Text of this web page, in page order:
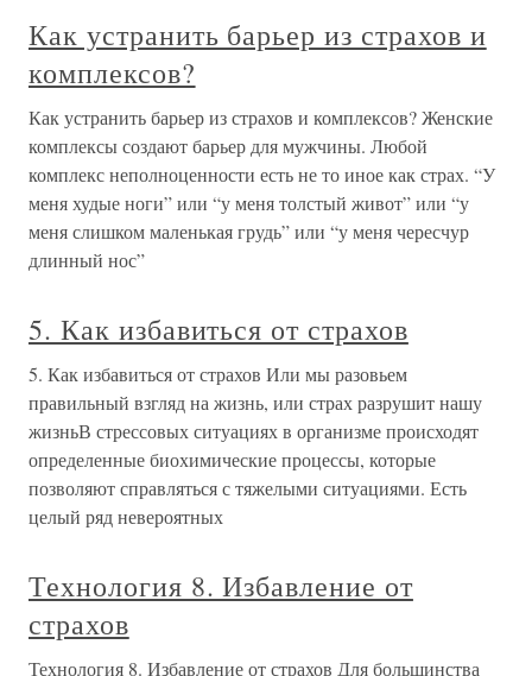
Как устранить барьер из страхов и
комплексов?
Как устранить барьер из страхов и комплексов? Женские
комплексы создают барьер для мужчины. Любой
комплекс неполноценности есть не то иное как страх. “У
меня худые ноги” или “у меня толстый живот” или “у
меня слишком маленькая грудь” или “у меня чересчур
длинный нос”
5. Как избавиться от страхов
5. Как избавиться от страхов Или мы разовьем
правильный взгляд на жизнь, или страх разрушит нашу
жизньВ стрессовых ситуациях в организме происходят
определенные биохимические процессы, которые
позволяют справляться с тяжелыми ситуациями. Есть
целый ряд невероятных
Технология 8. Избавление от
страхов
Технология 8. Избавление от страхов Для большинства